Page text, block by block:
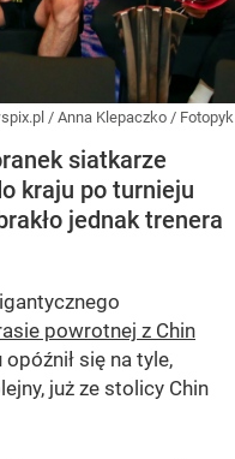
/ Anna Klepaczko / Fotopyk
siatkarze
kraju po turnieju
jednak trenera
powrotnej z Chin
się na tyle,
już ze stolicy Chin